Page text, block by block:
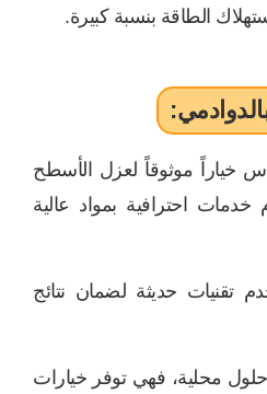
الطاقة بنسبة كبيرة.
خياراً موثوقاً لعزل الأسطح
احترافية بمواد عالية
تقنيات حديثة لضمان نتائج
محلية، فهي توفر خيارات